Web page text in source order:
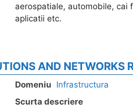
aerospatiale, automobile, cai
aplicatii etc.
AND NETWORKS
Domeniu Infrastructura
Scurta descriere